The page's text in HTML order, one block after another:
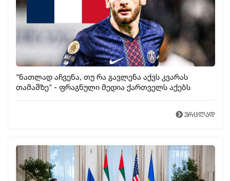
"ნათლად აჩვენა, თუ რა გავლენა აქვს კვარას
თამაშზე" - ფრაგნული მედია ქართველს აქებს
ვრცლად